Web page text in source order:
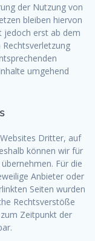
der Nutzung von
bleiben hiervon
jedoch erst ab dem
umgehend
Dritter, auf
können wir für
Für die
Anbieter oder
Seiten wurden
Rechtsverstöße
Zeitpunkt der